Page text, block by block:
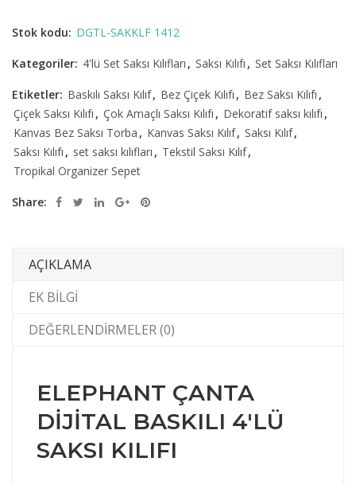
Stok kodu: DGTL-SAKKLF 1412
Kategoriler: 4'lü Set Saksı Kılıfları , Saksı Kılıfı , Set Saksı Kılıfları
Etiketler: Baskılı Saksı Kılıf, Bez Çiçek Kılıfı , Bez Saksı Kılıfı ,
Çiçek Saksı Kılıfı , Çok Amaçlı Saksı Kılıfı , Dekoratif saksı kılıfı ,
Kanvas Bez Saksı Torba , Kanvas Saksı Kılıf, Saksı Kılıf,
Saksı Kılıfı , set saksı kılıfları , Tekstil Saksı Kılıf,
Tropikal Organizer Sepet
Share:
AÇIKLAMA
EK BILGI
DEĞERLENDIRMELER (0)
ELEPHANT ÇANTA
DİJİTAL BASKILI 4'LÜ
SAKSI KILIFI